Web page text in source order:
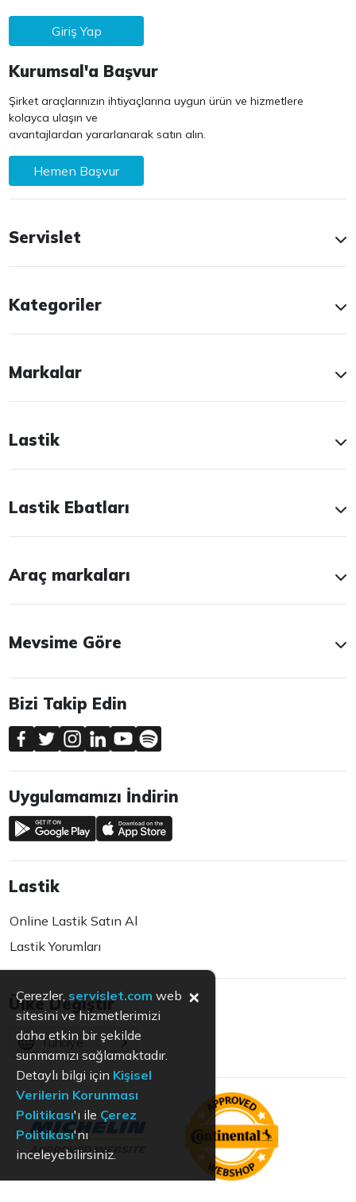
Giriş Yap
Kurumsal'a Başvur
Şirket araçlarınızın ihtiyaçlarına uygun ürün ve hizmetlere
kolayca ulaşın ve
avantajlardan yararlanarak satın alın.
Hemen Başvur
Servislet
Kategoriler
Markalar
Lastik
Lastik Ebatları
Araç markaları
Mevsime Göre
Bizi Takip Edin
Uygulamamızı İndirin
Lastik
Online Lastik Satın Al
Lastik Yorumları
Ülke Değiştir
Türkiye
Çerezler, servislet.com web
sitesini ve hizmetlerimizi
daha etkin bir şekilde
sunmamızı sağlamaktadır.
Detaylı bilgi için Kişisel
Verilerin Korunması
Politikası'ı ile Çerez
Politikası'nı
inceleyebilirsiniz.
×